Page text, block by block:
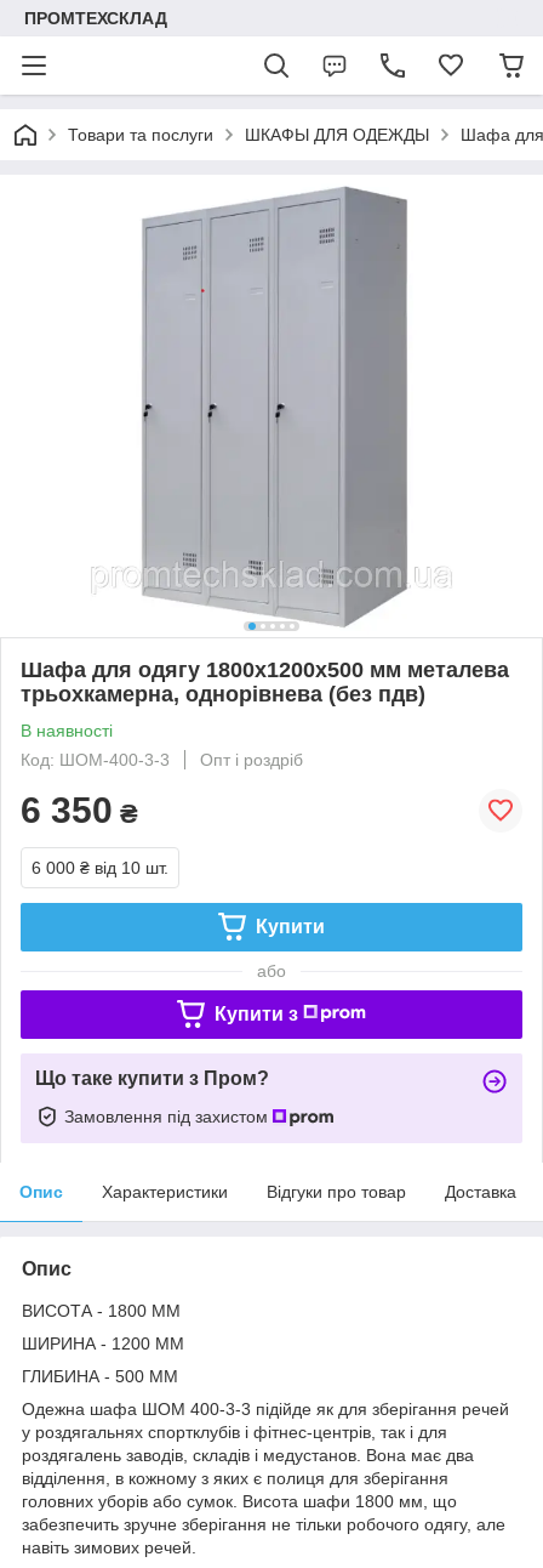
ПРОМТЕХСКЛАД
Товари та послуги ШКАФЫ ДЛЯ ОДЕЖДЫ Шафа для
Шафа для одягу 1800х1200х500 мм металева
трьохкамерна, однорівнева (без пдв)
В наявності
Код: ШОМ-400-3-3
Опт і роздріб
6 350 ₴
6 000 ₴ від 10 шт.
Купити
або
Купити з
Що таке купити з Пром?
Замовлення під захистом
Опис Характеристики Відгуки про товар Доставка
Опис
ВИСОТА - 1800 ММ
ШИРИНА - 1200 ММ
ГЛИБИНА - 500 ММ
Одежна шафа ШОМ 400-3-3 підійде як для зберігання речей
у роздягальнях спортклубів і фітнес-центрів, так і для
роздягалень заводів, складів і медустанов. Вона має два
відділення, в кожному з яких є полиця для зберігання
головних уборів або сумок. Висота шафи 1800 мм, що
забезпечить зручне зберігання не тільки робочого одягу, але
навіть зимових речей.